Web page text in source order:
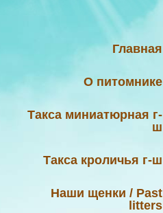
Главная
О питомнике
Такса миниатюрная г-
ш
Такса кроличья г-ш
Наши щенки / Past
litters